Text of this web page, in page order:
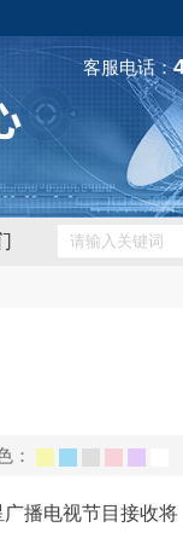
客服电话：
：
广播电视节目接收将